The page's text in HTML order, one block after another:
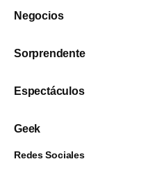
Negocios
Sorprendente
Espectáculos
Geek
Redes Sociales